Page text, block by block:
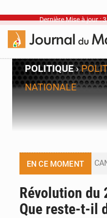
Dernière Mise à jour :
POLITIQUE›
NATIONALE
EN CE MOMENT
Révolution du
Que reste-t-il